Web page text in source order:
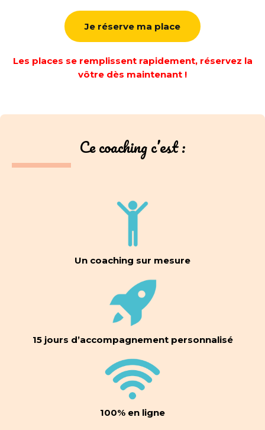
Je réserve ma place
Les places se remplissent rapidement, réservez la
vôtre dès maintenant !
Ce coaching c’est :
Un coaching sur mesure
15 jours d’accompagnement personnalisé
100% en ligne